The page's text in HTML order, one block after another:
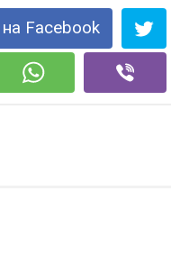
Facebook